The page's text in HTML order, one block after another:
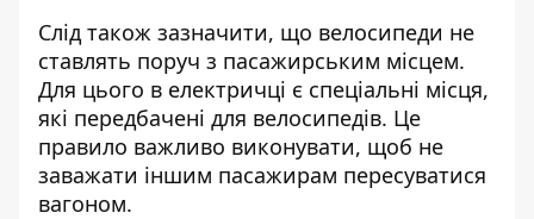
Слід також зазначити, що велосипеди не
ставлять поруч з пасажирським місцем.
Для цього в електричці є спеціальні місця,
які передбачені для велосипедів. Це
правило важливо виконувати, щоб не
заважати іншим пасажирам пересуватися
вагоном.